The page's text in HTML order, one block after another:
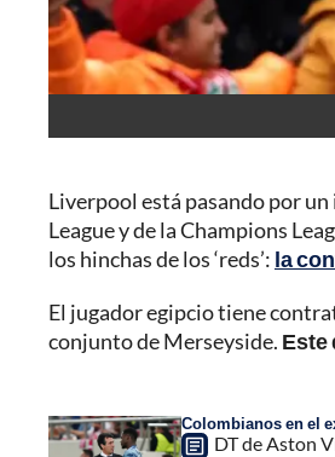
Liverpool está pasando por
League y de la Champions
los hinchas de los ‘reds’: la
El jugador egipcio tiene
conjunto de Merseyside. Este
Colombianos en el
DT de Aston